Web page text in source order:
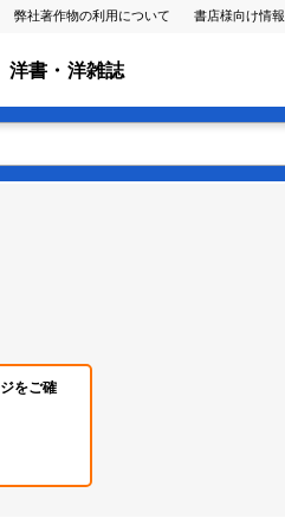
弊社著作物の利用について 書店様向け情報
洋書・洋雑誌
をご確